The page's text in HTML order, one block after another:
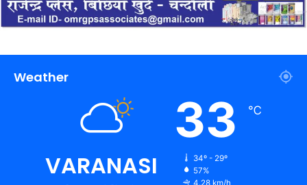
Weather
VARANASI
33 ℃
34º - 29º
57%
4.28 km/h